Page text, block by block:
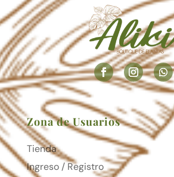
Zona de Usuarios
Tienda
Ingreso / Registro